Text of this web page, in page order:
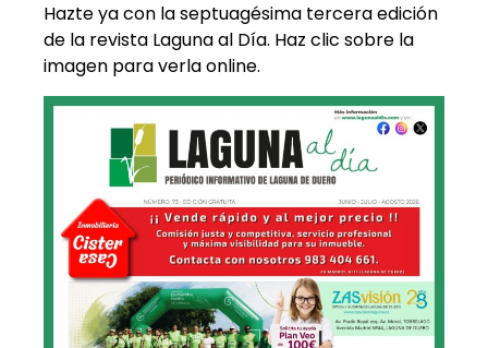
Hazte ya con la septuagésima tercera edición
de la revista Laguna al Día. Haz clic sobre la
imagen para verla online.